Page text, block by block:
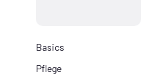
Basics
Pflege